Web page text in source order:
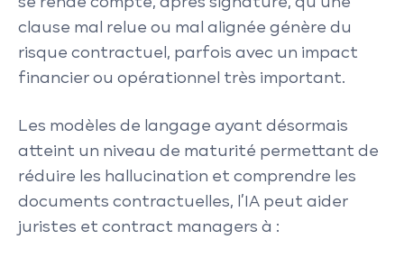
clause mal relue ou mal alignée génère du
risque contractuel, parfois avec un impact
financier ou opérationnel très important.
Les modèles de langage ayant désormais
atteint un niveau de maturité permettant de
réduire les hallucination et comprendre les
documents contractuelles, l’IA peut aider
juristes et contract managers à :